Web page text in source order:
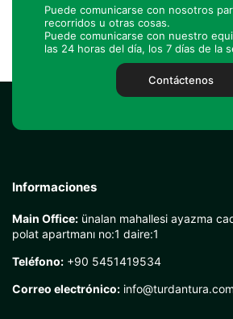
Puede comunicarse con nosotros
recorridos u otras cosas.
Puede comunicarse con nuestro
las 24 horas del día, los 7 días de la
Contáctenos
Informaciones
Main Office: ünalan mahallesi ayazma
polat apartmanı no:1 daire:1
Teléfono: +90 5451419534
Correo electrónico: info@turdantura.com